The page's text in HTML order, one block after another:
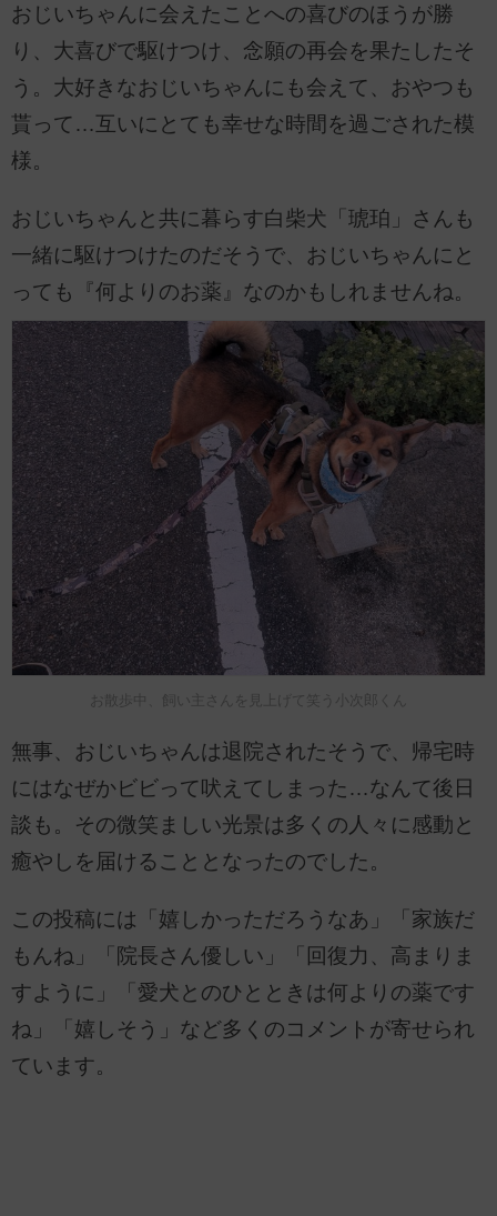
おじいちゃんに会えたことへの喜びのほうが勝
り、大喜びで駆けつけ、念願の再会を果たしたそ
う。大好きなおじいちゃんにも会えて、おやつも
貰って…互いにとても幸せな時間を過ごされた模
様。
おじいちゃんと共に暮らす白柴犬「琥珀」さんも
一緒に駆けつけたのだそうで、おじいちゃんにと
っても『何よりのお薬』なのかもしれませんね。
お散歩中、飼い主さんを見上げて笑う小次郎くん
無事、おじいちゃんは退院されたそうで、帰宅時
にはなぜかビビって吠えてしまった…なんて後日
談も。その微笑ましい光景は多くの人々に感動と
癒やしを届けることとなったのでした。
この投稿には「嬉しかっただろうなあ」「家族だ
もんね」「院長さん優しい」「回復力、高まりま
すように」「愛犬とのひとときは何よりの薬です
ね」「嬉しそう」など多くのコメントが寄せられ
ています。